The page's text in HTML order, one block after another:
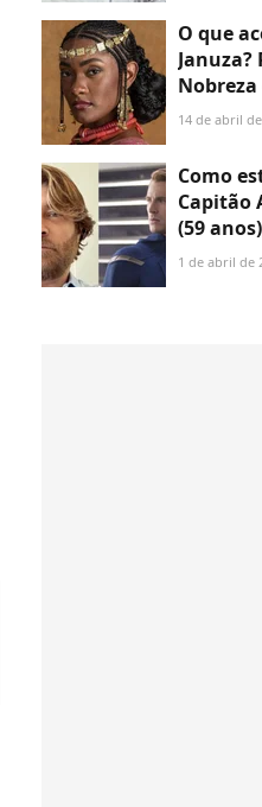
anos
O que
Januza?
Nobreza
detalhes
14 de abril
Como
Capitão
(59
após
1 de abril de